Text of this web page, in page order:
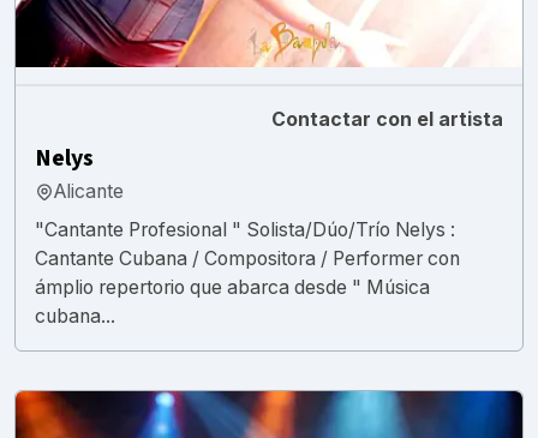
Contactar con el artista
Nelys
Alicante
"Cantante Profesional " Solista/Dúo/Trío Nelys :
Cantante Cubana / Compositora / Performer con
ámplio repertorio que abarca desde " Música
cubana...